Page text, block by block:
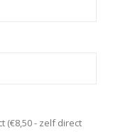
(€8,50 - zelf direct